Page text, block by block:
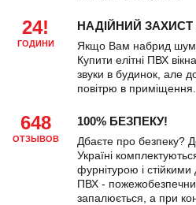
24!
ГОДИНИ
НАДІЙНИЙ
Якщо Вам набрид шум
Купити елітні ПВХ
звуки в будинок, але
повітрю в приміщення.
648
ОТЗЫВОВ
100% БЕЗПЕКУ!
Дбаєте про безпеку?
Україні
фурнітурою і стійкими
ПВХ -
запалюється, а при